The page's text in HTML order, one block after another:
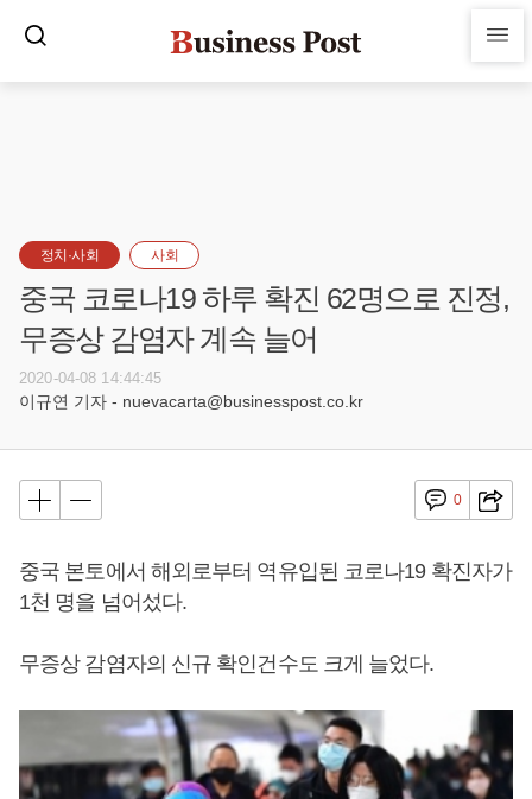
정치·사회 사회
중국 코로나19 하루 확진 62명으로 진정,
무증상 감염자 계속 늘어
2020-04-08 14:44:45
이규연 기자 - nuevacarta@businesspost.co.kr
0
중국 본토에서 해외로부터 역유입된 코로나19 확진자가
1천 명을 넘어섰다.
무증상 감염자의 신규 확인건수도 크게 늘었다.